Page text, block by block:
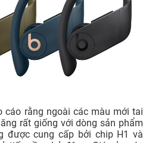
cáo rằng ngoài các màu mới tai
rất giống với dòng sản phẩm
được cung cấp bởi chip H1 và